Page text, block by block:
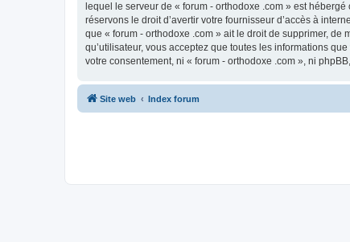
lequel le serveur de « forum - orthodoxe .com » est
réservons le droit d’avertir votre fournisseur d’accès à
que « forum - orthodoxe .com » ait le droit de supprimer, de
qu’utilisateur, vous acceptez que toutes les informations
votre consentement, ni « forum - orthodoxe .com », ni
Site web Index forum